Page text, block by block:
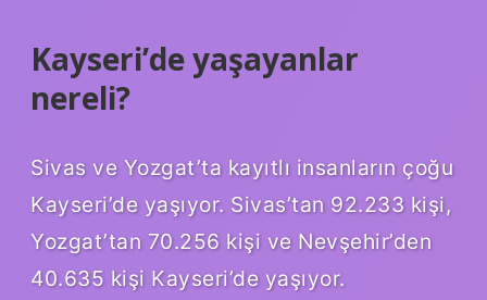
Kayseri’de yaşayanlar
nereli?
Sivas ve Yozgat’ta kayıtlı insanların çoğu
Kayseri’de yaşıyor. Sivas’tan 92.233 kişi,
Yozgat’tan 70.256 kişi ve Nevşehir’den
40.635 kişi Kayseri’de yaşıyor.